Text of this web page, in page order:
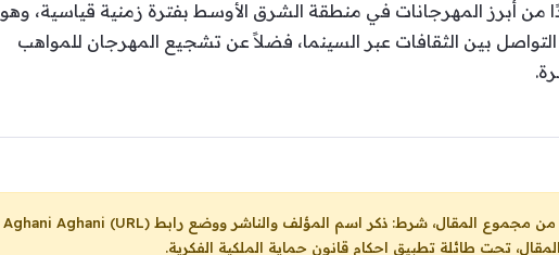
من أبرز المهرجانات في منطقة الشرق الأوسط بفترة زمنية قياسية، وهو
بين الثقافات عبر السينما، فضلاً عن تشجيع المهرجان للمواهب
Aghani Aghani (URL)
تحت طائلة تطبيق احكام قانون حماية الملكية الفكرية.